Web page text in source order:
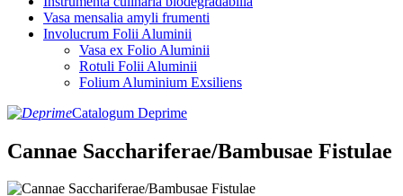
Vasa mensalia amyli frumenti
Involucrum Folii Aluminii
Vasa ex Folio Aluminii
Rotuli Folii Aluminii
Folium Aluminium Exsiliens
Catalogum Deprime
Cannae Sacchariferae/Bambusae Fistulae